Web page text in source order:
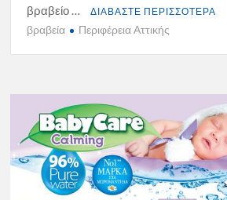
βραβείο … ΔΙΑΒΑΣΤΕ ΠΕΡΙΣΣΟΤΕΡΑ
βραβεία Περιφέρεια Αττικής